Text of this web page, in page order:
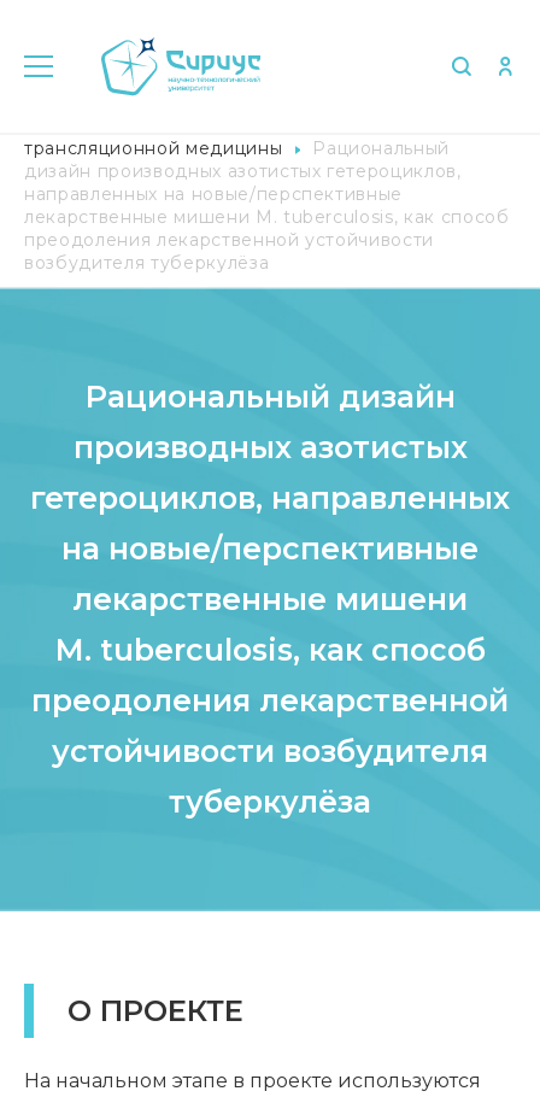
трансляционной медицины
Рациональный
дизайн производных азотистых гетероциклов,
направленных на новые/перспективные
лекарственные мишени M. tuberculosis, как способ
преодоления лекарственной устойчивости
возбудителя туберкулёза
Рациональный дизайн
производных азотистых
гетероциклов, направленных
на новые/перспективные
лекарственные мишени
M. tuberculosis, как способ
преодоления лекарственной
устойчивости возбудителя
туберкулёза
О ПРОЕКТЕ
На начальном этапе в проекте используются